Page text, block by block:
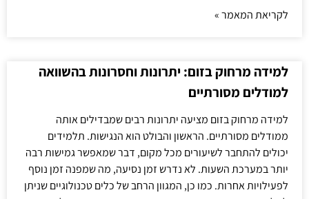
לקריאת המאמר »
למידה מרחוק בזום: יתרונות וחסרונות בהשוואה
למודלים מסורתיים
למידה מרחוק בזום מציעה יתרונות רבים שמבדילים אותה
ממודלים מסורתיים. הראשון והבולט הוא הנגישות. תלמידים
יכולים להתחבר לשיעורים מכל מקום, דבר שמאפשר גמישות רבה
יותר במערכת השעות. לא נדרש זמן נסיעה, מה שמפנה זמן נוסף
לפעילויות אחרות. כמו כן, המגוון הרחב של כלים טכנולוגיים שניתן